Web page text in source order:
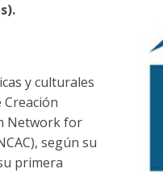
y culturales
Network for
según su
primera